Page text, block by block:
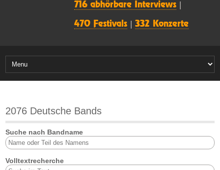
716 abhörbare Interviews
470 Festivals |332 Konzerte
2076 Deutsche Bands
Suche nach Bandname
Volltextrecherche